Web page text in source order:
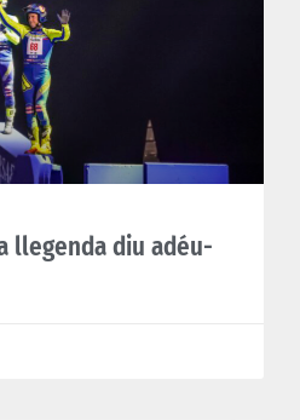
llegenda diu adéu-